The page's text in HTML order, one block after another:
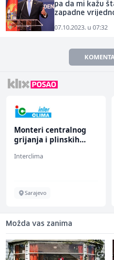
pa da mi kažu
zapadne
07.10.2023. u 07:32
Monteri centralnog
grijanja i plinskih
Interclima
Sarajevo
Možda vas zanima